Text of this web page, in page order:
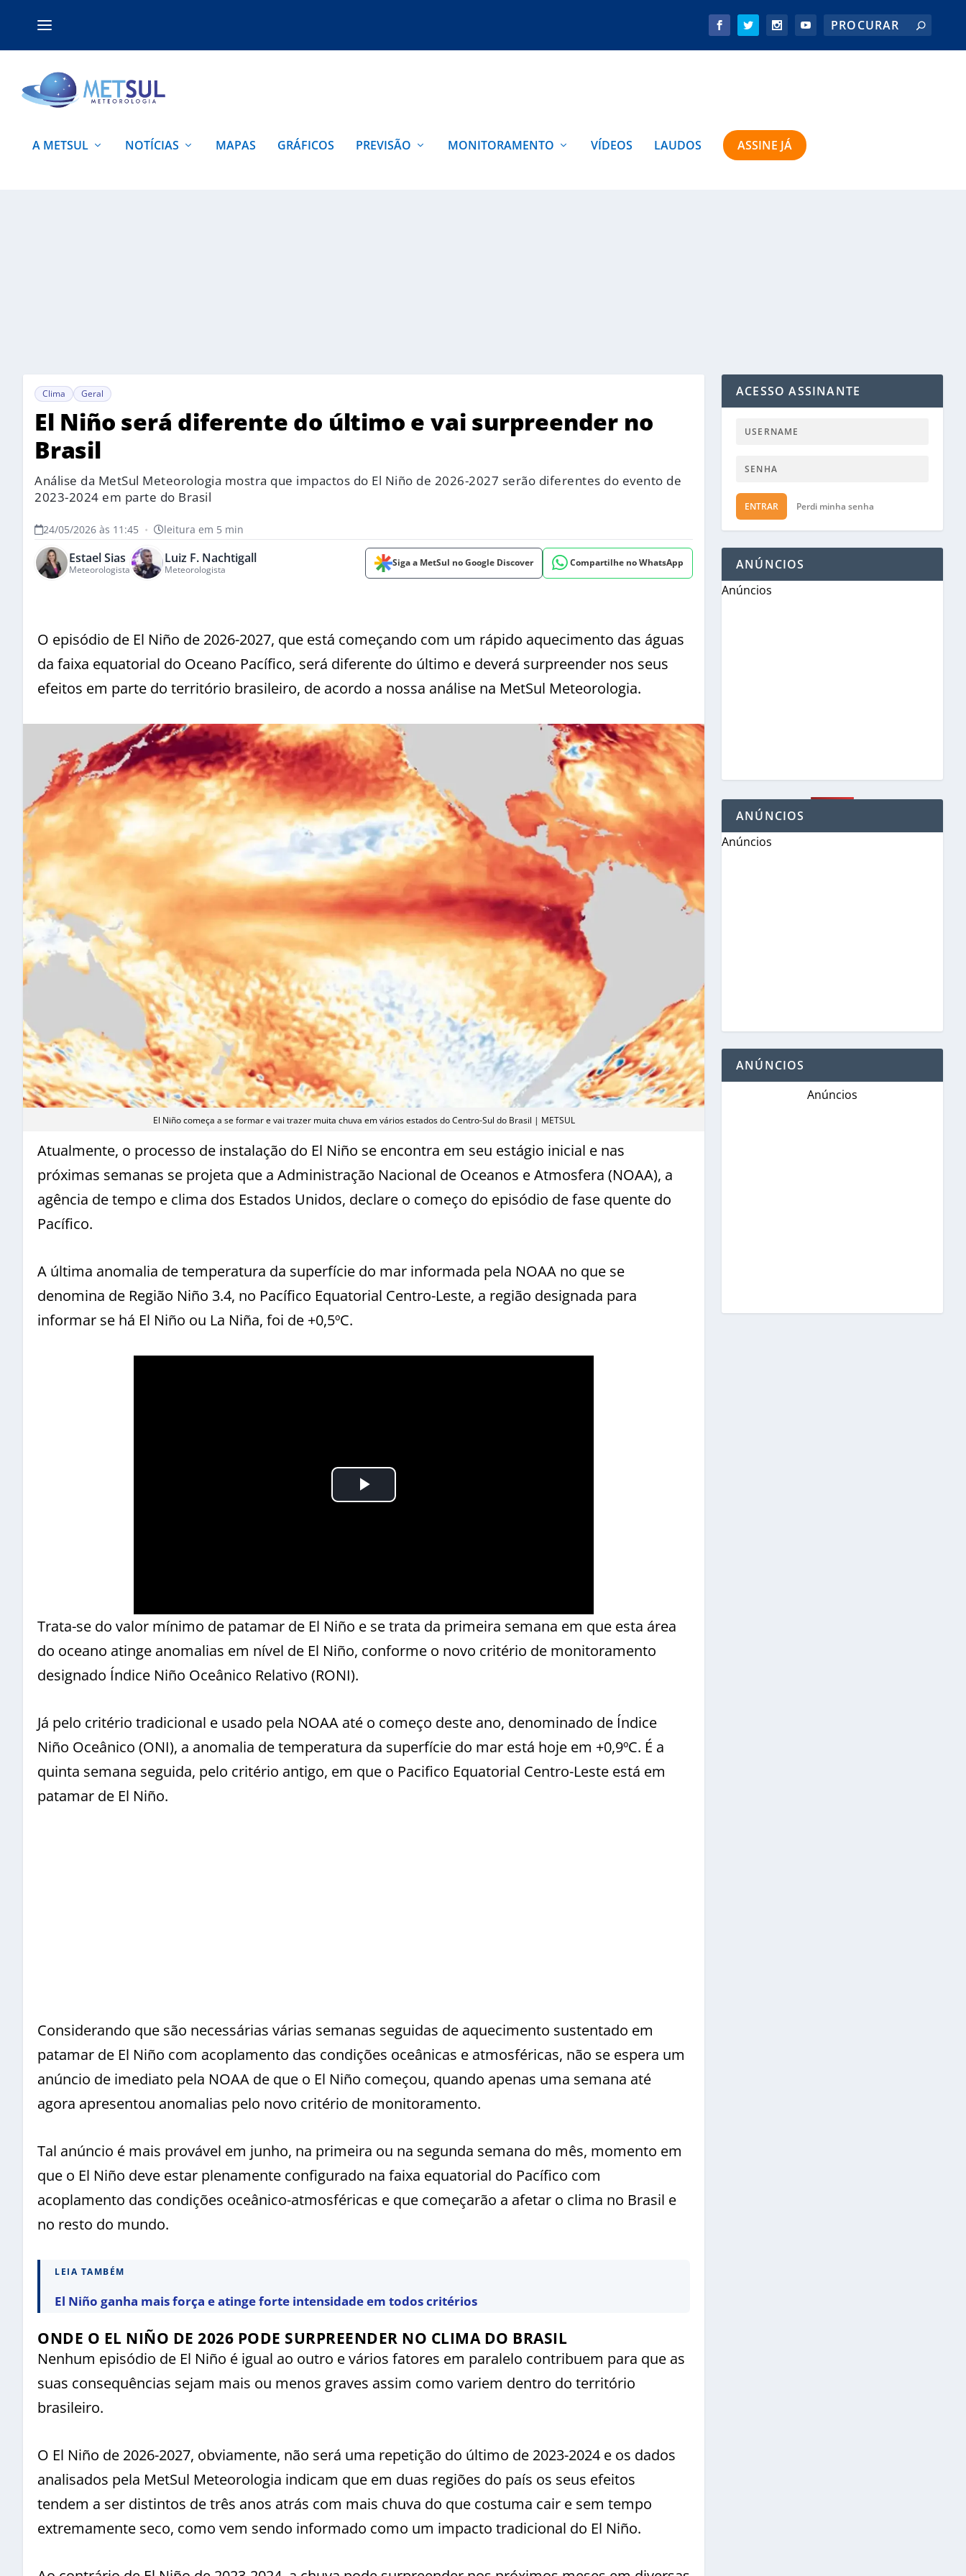
A METSUL NOTÍCIAS MAPAS GRÁFICOS PREVISÃO MONITORAMENTO VÍDEOS LAUDOS ASSINE JÁ
Clima Geral
El Niño será diferente do último e vai surpreender no
Brasil
Análise da MetSul Meteorologia mostra que impactos do El Niño de 2026-2027 serão diferentes do evento de
2023-2024 em parte do Brasil
24/05/2026 às 11:45 • leitura em 5 min
Estael Sias
Meteorologista
Luiz F. Nachtigall
Meteorologista
Siga a MetSul no Google Discover Compartilhe no WhatsApp
O episódio de El Niño de 2026-2027, que está começando com um rápido aquecimento das águas
da faixa equatorial do Oceano Pacífico, será diferente do último e deverá surpreender nos seus
efeitos em parte do território brasileiro, de acordo a nossa análise na MetSul Meteorologia.
El Niño começa a se formar e vai trazer muita chuva em vários estados do Centro-Sul do Brasil | METSUL
Atualmente, o processo de instalação do El Niño se encontra em seu estágio inicial e nas
próximas semanas se projeta que a Administração Nacional de Oceanos e Atmosfera (NOAA), a
agência de tempo e clima dos Estados Unidos, declare o começo do episódio de fase quente do
Pacífico.
A última anomalia de temperatura da superfície do mar informada pela NOAA no que se
denomina de Região Niño 3.4, no Pacífico Equatorial Centro-Leste, a região designada para
informar se há El Niño ou La Niña, foi de +0,5ºC.
Trata-se do valor mínimo de patamar de El Niño e se trata da primeira semana em que esta área
do oceano atinge anomalias em nível de El Niño, conforme o novo critério de monitoramento
designado Índice Niño Oceânico Relativo (RONI).
Já pelo critério tradicional e usado pela NOAA até o começo deste ano, denominado de Índice
Niño Oceânico (ONI), a anomalia de temperatura da superfície do mar está hoje em +0,9ºC. É a
quinta semana seguida, pelo critério antigo, em que o Pacifico Equatorial Centro-Leste está em
patamar de El Niño.
Considerando que são necessárias várias semanas seguidas de aquecimento sustentado em
patamar de El Niño com acoplamento das condições oceânicas e atmosféricas, não se espera um
anúncio de imediato pela NOAA de que o El Niño começou, quando apenas uma semana até
agora apresentou anomalias pelo novo critério de monitoramento.
Tal anúncio é mais provável em junho, na primeira ou na segunda semana do mês, momento em
que o El Niño deve estar plenamente configurado na faixa equatorial do Pacífico com
acoplamento das condições oceânico-atmosféricas e que começarão a afetar o clima no Brasil e
no resto do mundo.
LEIA TAMBÉM
El Niño ganha mais força e atinge forte intensidade em todos critérios
ONDE O EL NIÑO DE 2026 PODE SURPREENDER NO CLIMA DO BRASIL
Nenhum episódio de El Niño é igual ao outro e vários fatores em paralelo contribuem para que as
suas consequências sejam mais ou menos graves assim como variem dentro do território
brasileiro.
O El Niño de 2026-2027, obviamente, não será uma repetição do último de 2023-2024 e os dados
analisados pela MetSul Meteorologia indicam que em duas regiões do país os seus efeitos
tendem a ser distintos de três anos atrás com mais chuva do que costuma cair e sem tempo
extremamente seco, como vem sendo informado como um impacto tradicional do El Niño.
ACESSO ASSINANTE
ENTRAR Perdi minha senha
ANÚNCIOS
Anúncios
ANÚNCIOS
Anúncios
ANÚNCIOS
Anúncios